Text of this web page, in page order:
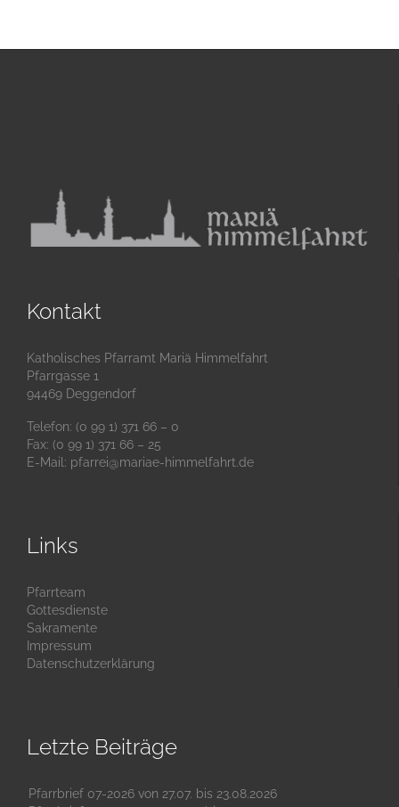
Kontakt
Katholisches Pfarramt Mariä Himmelfahrt
Pfarrgasse 1
94469 Deggendorf
Telefon: (0 99 1) 371 66 – 0
Fax: (0 99 1) 371 66 – 25
E-Mail: pfarrei@mariae-himmelfahrt.de
Links
Pfarrteam
Gottesdienste
Sakramente
Impressum
Datenschutzerklärung
Letzte Beiträge
Pfarrbrief 07-2026 von 27.07. bis 23.08.2026